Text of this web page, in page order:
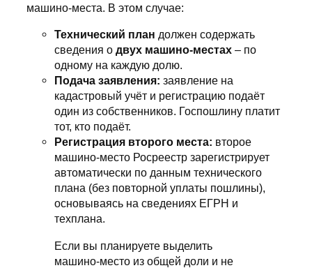
машино-места. В этом случае:
Технический план должен содержать
сведения о двух машино-местах – по
одному на каждую долю.
Подача заявления: заявление на
кадастровый учёт и регистрацию подаёт
один из собственников. Госпошлину платит
тот, кто подаёт.
Регистрация второго места: второе
машино-место Росреестр зарегистрирует
автоматически по данным технического
плана (без повторной уплаты пошлины),
основываясь на сведениях ЕГРН и
техплана.
Если вы планируете выделить
машино-место из общей доли и не